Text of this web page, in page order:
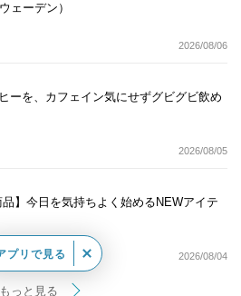
ェーデン）
2026/08/06
ーを、カフェイン気にせずグビグビ飲め
2026/08/05
品】今日を気持ちよく始めるNEWアイテ
2026/08/04
もっと見る
プリで見る